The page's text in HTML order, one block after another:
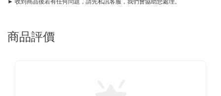
► 收到商品後若有任何問題，請先私訊客服，我們會協助您處理。
商品評價